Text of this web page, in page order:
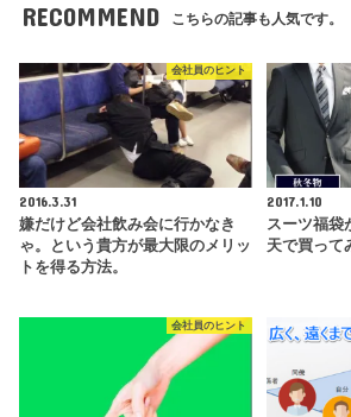
RECOMMEND こちらの記事も人気です。
会社員のヒント
2016.3.31
嫌だけど会社飲み会に行かなき
ゃ。という貴方が最大限のメリッ
トを得る方法。
2017.1.10
スーツ福袋
天で買って
会社員のヒント